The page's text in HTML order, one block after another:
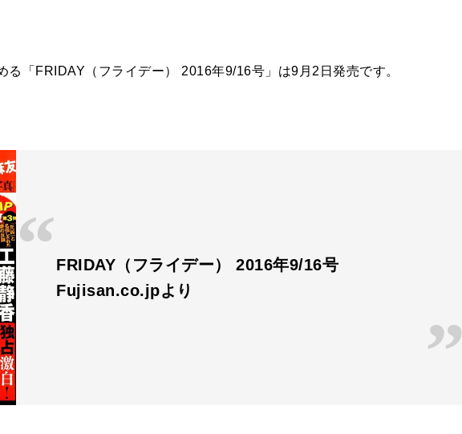
る「FRIDAY（フライデー） 2016年9/16号」は9月2日発売です。
FRIDAY（フライデー） 2016年9/16号
Fujisan.co.jpより